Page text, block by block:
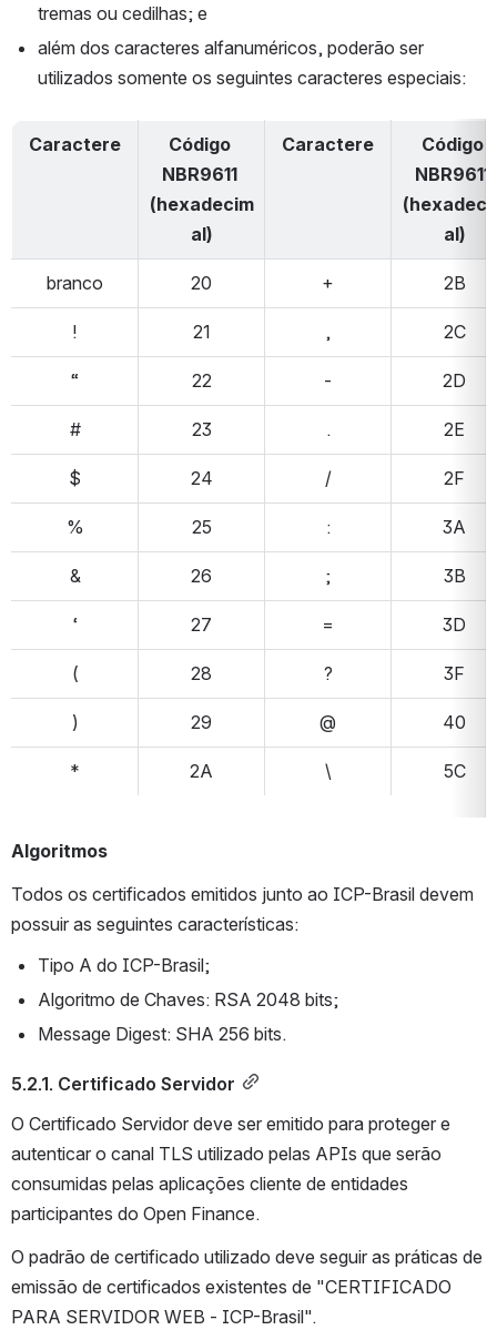
tremas ou cedilhas; e
além dos caracteres alfanuméricos, poderão ser
utilizados somente os seguintes caracteres especiais:
Caractere
Código
NBR9611
(hexadecim
al)
Caractere
Código
NBR9611
al)
branco 20 + 2B
! 21 , 2C
“ 22 - 2D
# 23 . 2E
$ 24 / 2F
% 25 : 3A
& 26 ; 3B
‘ 27 = 3D
( 28 ? 3F
) 29 @ 40
* 2A \ 5C
Algoritmos
Todos os certificados emitidos junto ao ICP-Brasil devem
possuir as seguintes características:
Tipo A do ICP-Brasil;
Algoritmo de Chaves: RSA 2048 bits;
Message Digest: SHA 256 bits.
5.2.1. Certificado Servidor
O Certificado Servidor deve ser emitido para proteger e
autenticar o canal TLS utilizado pelas APIs que serão
consumidas pelas aplicações cliente de entidades
participantes do Open Finance.
O padrão de certificado utilizado deve seguir as práticas de
emissão de certificados existentes de "CERTIFICADO
PARA SERVIDOR WEB - ICP-Brasil".